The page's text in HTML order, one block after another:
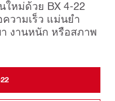
ใหม่ด้วย BX 4-22
วามเร็ว แม่นยำ
งานหนัก หรือสภาพ